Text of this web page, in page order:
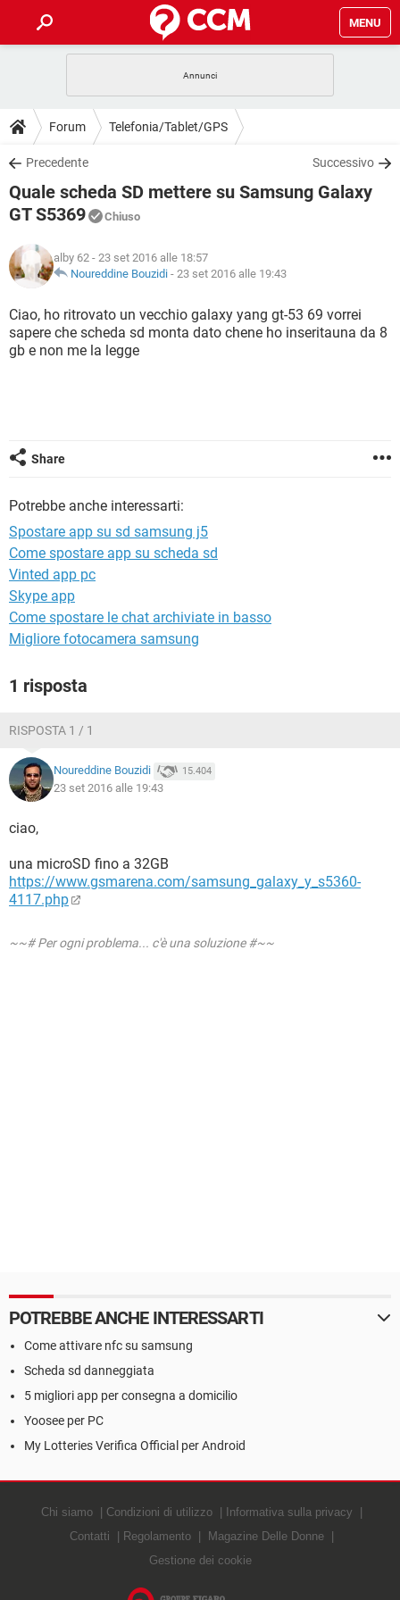
MENU
INTRATTENIMENTO ANDROID
iOS
INSTAGRAM WHATSAPP
TIKTOK
HARDWARE
GUIDE
COVID-19 GAMING
iOS
TIKTOK FACEBOOK
DOWNLOAD
COVID-19 GAMING
INTRATTENIMENTO
iOS
INSTAGRAM
TIKTOK FACEBOOK
HARDWARE
FORUM
INTRATTENIMENTO ANDROID
INSTAGRAM WHATSAPP
GLOSSARIO
COVID-19
INTRATTENIMENTO ANDROID
iOS
Forum Telefonia/Tablet/GPS
Precedente Successivo
Quale scheda SD mettere su Samsung Galaxy
GT S5369
Chiuso
alby 62 - 23 set 2016 alle 18:57
Noureddine Bouzidi - 23 set 2016 alle 19:43
Ciao, ho ritrovato un vecchio galaxy yang gt-53 69 vorrei
sapere che scheda sd monta dato chene ho inseritauna da 8
gb e non me la legge
Share
Potrebbe anche interessarti:
Spostare app su sd samsung j5
Come spostare app su scheda sd
Vinted app pc
Skype app
Come spostare le chat archiviate in basso
Migliore fotocamera samsung
1 risposta
RISPOSTA 1 / 1
Noureddine Bouzidi 15.404
23 set 2016 alle 19:43
ciao,
una microSD fino a 32GB
https://www.gsmarena.com/samsung_galaxy_y_s5360-
4117.php
~~# Per ogni problema... c'è una soluzione #~~
POTREBBE ANCHE INTERESSARTI
Come attivare nfc su samsung
Scheda sd danneggiata
5 migliori app per consegna a domicilio
Yoosee per PC
My Lotteries Verifica Official per Android
Chi siamo Condizioni di utilizzo
Informativa sulla privacy
Contatti
Regolamento
Magazine Delle Donne
Gestione dei cookie